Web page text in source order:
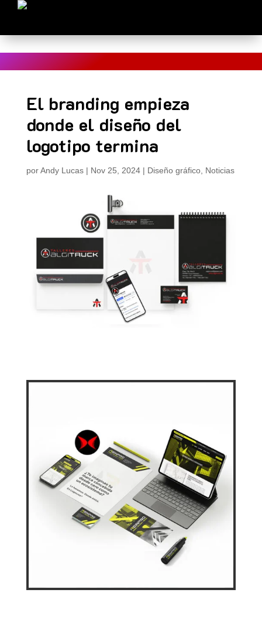
El branding empieza
donde el diseño del
logotipo termina
porAndy Lucas| Nov 25, 2024| Diseño gráfico, Noticias